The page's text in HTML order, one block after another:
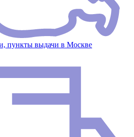
пункты выдачи в Москве